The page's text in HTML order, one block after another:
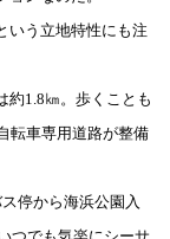
いう立地特性にも注
約1.8㎞。歩くことも
転車専用道路が整備
停から海浜公園入